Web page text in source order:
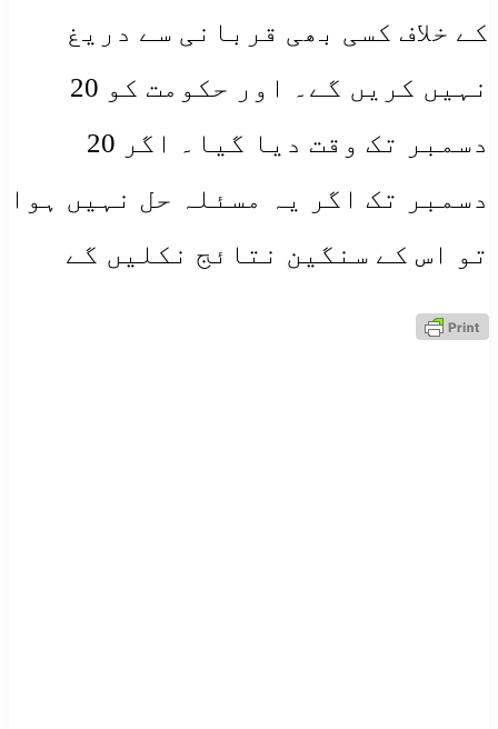
کے خلاف کسی بھی قربانی سے دریغ
نہیں کریں گے۔ اور حکومت کو 20
دسمبر تک وقت دیا گیا۔ اگر 20
دسمبر تک اگر یہ مسئلہ حل نہیں ہوا
تو اس کے سنگین نتائج نکلیں گے